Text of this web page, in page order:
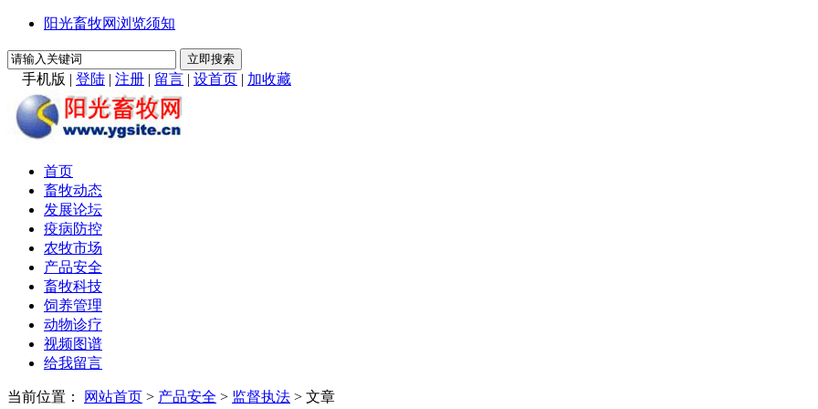
阳光畜牧网浏览须知
手机版 | 登陆 | 注册 | 留言 | 设首页 | 加收藏
首页
畜牧动态
发展论坛
疫病防控
农牧市场
产品安全
畜牧科技
饲养管理
动物诊疗
视频图谱
给我留言
当前位置： 网站首页 > 产品安全 > 监督执法 > 文章